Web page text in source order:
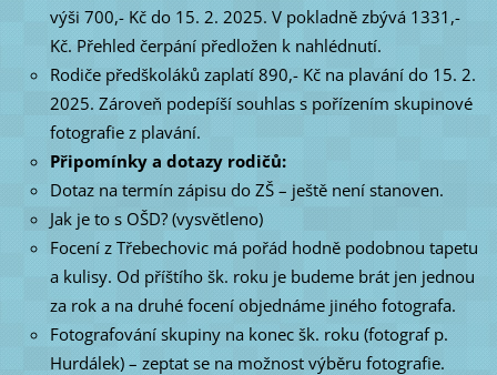
výši 700,- Kč do 15. 2. 2025. V pokladně zbývá 1331,-
Kč. Přehled čerpání předložen k nahlédnutí.
Rodiče předškoláků zaplatí 890,- Kč na plavání do 15. 2.
2025. Zároveň podepíší souhlas s pořízením skupinové
fotografie z plavání.
Připomínky a dotazy rodičů:
Dotaz na termín zápisu do ZŠ – ještě není stanoven.
Jak je to s OŠD? (vysvětleno)
Focení z Třebechovic má pořád hodně podobnou tapetu
a kulisy. Od příštího šk. roku je budeme brát jen jednou
za rok a na druhé focení objednáme jiného fotografa.
Fotografování skupiny na konec šk. roku (fotograf p.
Hurdálek) – zeptat se na možnost výběru fotografie.